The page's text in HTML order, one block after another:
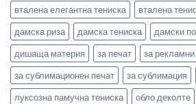
вталена елегантна тениска
вталена
дамска риза
дамска тениска
дамски
дишаща материя
за печат
за
за сублимационен печат
за сублимация
луксозна памучна тениска
обло деколте